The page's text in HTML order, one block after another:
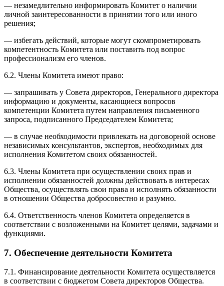
— незамедлительно информировать Комитет о наличии
личной заинтересованности в принятии того или иного
решения;
— избегать действий, которые могут скомпрометировать
компетентность Комитета или поставить под вопрос
профессионализм его членов.
6.2. Члены Комитета имеют право:
— запрашивать у Совета директоров, Генерального директора
информацию и документы, касающиеся вопросов
компетенции Комитета путем направления письменного
запроса, подписанного Председателем Комитета;
— в случае необходимости привлекать на договорной основе
независимых консультантов, экспертов, необходимых для
исполнения Комитетом своих обязанностей.
6.3. Члены Комитета при осуществлении своих прав и
исполнении обязанностей должны действовать в интересах
Общества, осуществлять свои права и исполнять обязанности
в отношении Общества добросовестно и разумно.
6.4. Ответственность членов Комитета определяется в
соответствии с возложенными на Комитет целями, задачами и
функциями.
7. Обеспечение деятельности Комитета
7.1. Финансирование деятельности Комитета осуществляется
в соответствии с бюджетом Совета директоров Общества.